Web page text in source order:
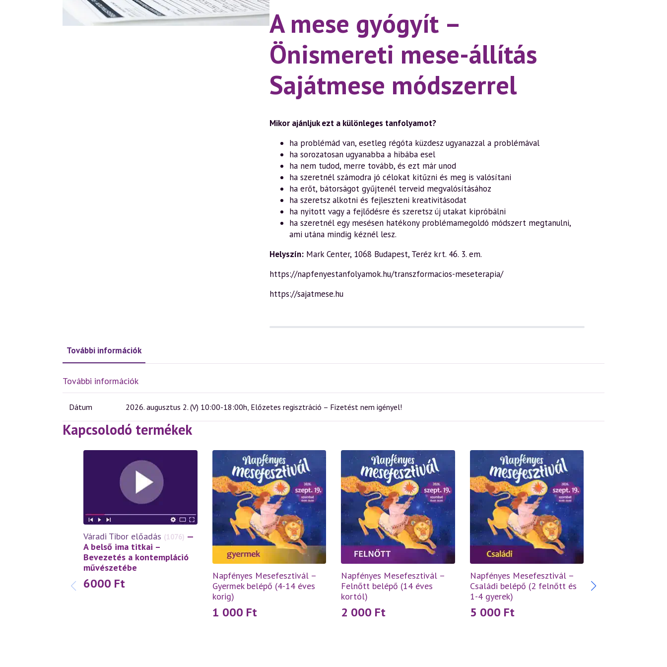
A mese gyógyít –
Önismereti mese-állítás
Sajátmese módszerrel
Mikor ajánljuk ezt a különleges tanfolyamot?
ha problémád van, esetleg régóta küzdesz ugyanazzal a problémával
ha sorozatosan ugyanabba a hibába esel
ha nem tudod, merre tovább, és ezt már unod
ha szeretnél számodra jó célokat kitűzni és meg is valósítani
ha erőt, bátorságot gyűjtenél terveid megvalósításához
ha szeretsz alkotni és fejleszteni kreativitásodat
ha nyitott vagy a fejlődésre és szeretsz új utakat kipróbálni
ha szeretnél egy mesésen hatékony problémamegoldó módszert megtanulni,
ami utána mindig kéznél lesz.
Helyszín:Mark Center, 1068 Budapest, Teréz krt. 46. 3. em.
https://napfenyestanfolyamok.hu/transzformacios-meseterapia/
https://sajatmese.hu
További információk
További információk
Dátum 2026. augusztus 2. (V) 10:00-18:00h, Előzetes regisztráció – Fizetést nem igényel!
Kapcsolodó termékek
Váradi Tibor előadás (1076) —
A belső ima titkai –
Bevezetés a kontempláció
művészetébe
6000 Ft
Napfényes Mesefesztivál –
Gyermek belépő (4-14 éves
korig)
1 000 Ft
Napfényes Mesefesztivál –
Felnőtt belépő (14 éves
kortól)
2 000 Ft
Napfényes Mesefesztivál –
Családi belépő (2 felnőtt és
1-4 gyerek)
5 000 Ft